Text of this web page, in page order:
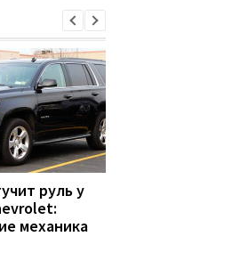
руль у
механика